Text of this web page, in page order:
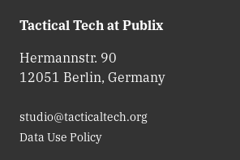
Tactical Tech at Publix
Hermannstr. 90
12051 Berlin, Germany
studio@tacticaltech.org
Data Use Policy